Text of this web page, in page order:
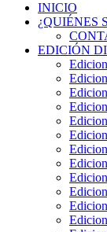
INICIO
¿QUIÉNES
EDICIÓN